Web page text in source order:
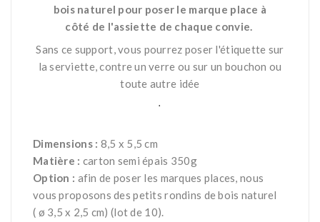
bois naturel pour poser le marque place à
côté de l'assiette de chaque convie.
Sans ce support, vous pourrez poser l'étiquette sur
la serviette, contre un verre ou sur un bouchon ou
toute autre idée
.
Dimensions : 8,5 x 5,5 cm
Matière : carton semi épais 350g
Option : afin de poser les marques places, nous
vous proposons des petits rondins de bois naturel
( ø 3,5 x 2,5 cm) (lot de 10).